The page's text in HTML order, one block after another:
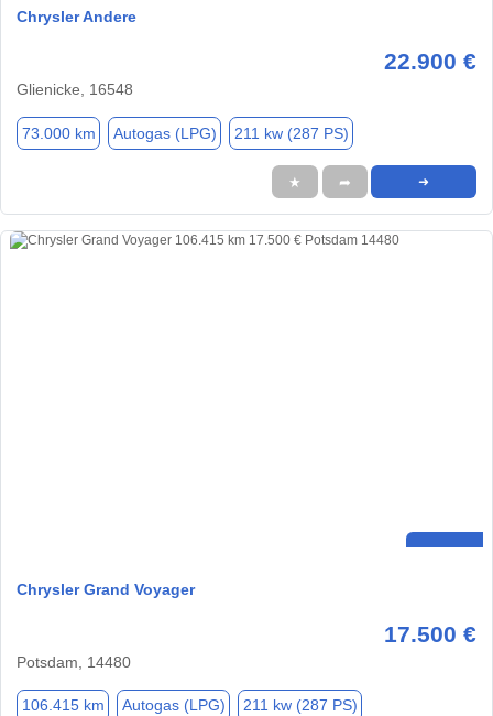
Chrysler Andere
22.900 €
Glienicke, 16548
73.000 km Autogas (LPG) 211 kw (287 PS)
★ ➦ ➜
Chrysler Grand Voyager
17.500 €
Potsdam, 14480
106.415 km Autogas (LPG) 211 kw (287 PS)